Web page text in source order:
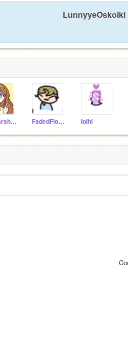
xX-MarshyMellow-Xx FadedFlower Iolhi